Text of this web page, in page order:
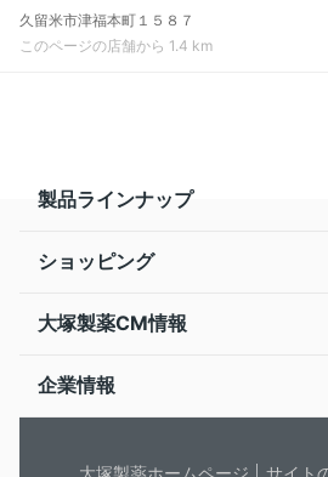
久留米市津福本町１５８７
このページの店舗から 1.4 km
製品ラインナップ
ショッピング
大塚製薬CM情報
企業情報